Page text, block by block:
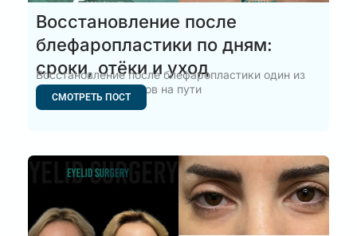
Восстановление после
блефаропластики по дням:
сроки, отёки и уход
Восстановление после блефаропластики один из
самых важных этапов на пути
СМОТРЕТЬ ПОСТ